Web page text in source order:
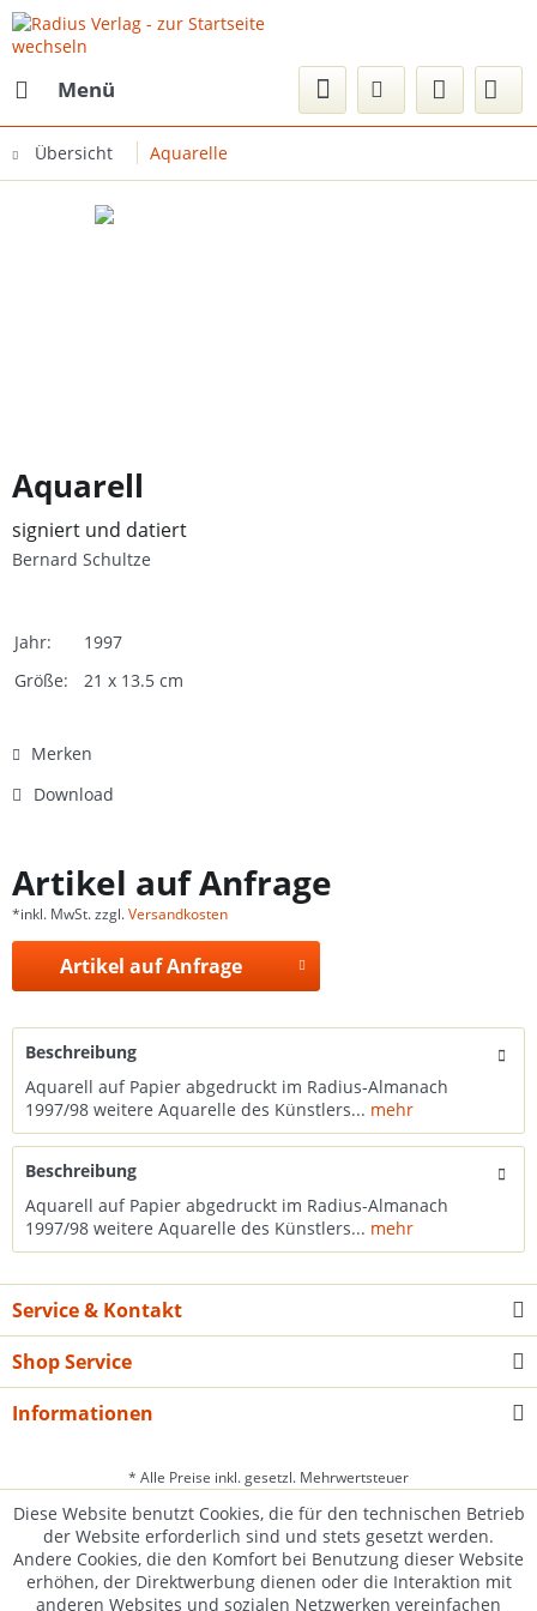
Menü
Übersicht Aquarelle
Aquarell
signiert und datiert
Bernard Schultze
Jahr:
1997
Größe:
21 x 13.5 cm
Merken
Download
Artikel auf Anfrage
*inkl. MwSt. zzgl.Versandkosten
Artikel auf Anfrage
Beschreibung
Aquarell auf Papier abgedruckt im Radius-Almanach
1997/98 weitere Aquarelle des Künstlers... mehr
Beschreibung
Aquarell auf Papier abgedruckt im Radius-Almanach
1997/98 weitere Aquarelle des Künstlers... mehr
Service & Kontakt
Shop Service
Informationen
* Alle Preise inkl. gesetzl. Mehrwertsteuer
Diese Website benutzt Cookies, die für den technischen Betrieb
der Website erforderlich sind und stets gesetzt werden.
Andere Cookies, die den Komfort bei Benutzung dieser Website
erhöhen, der Direktwerbung dienen oder die Interaktion mit
anderen Websites und sozialen Netzwerken vereinfachen